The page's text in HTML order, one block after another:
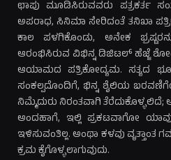
ಛಾಪು ಮೂಡಿಸಿರುವವರು ಪತ್ರಕರ್ತ
ಅಪರಾಧ, ಸಿನಿಮಾ ಸೇರಿದಂತೆ ತನಿಖಾ
ಕಾಲ ಪಳಗಿಕೊಂಡು, ಅನೇಕ
ಆರಂಭಿಸಿರುವ ವಿಭಿನ್ನ ಡಿಜಿಟಲ್ ಹೆಜ್ಜೆ
ಆಯಾಮದ ಪತ್ರಿಕೋದ್ಯಮ. ಸತ್ಯದ
ಸಂಕಲ್ಪದೊಂದಿಗೆ, ಭಿನ್ನ ಶೈಲಿಯ
ನಿಮ್ಮೆದುರು ನಿರಂತವಾಗಿ
ಅಂದಹಾಗೆ, ಇಲ್ಲಿ ಪ್ರಕಟವಾಗೋ
ಇಳಿಸುವಂತಿಲ್ಲ. ಅಂಥಾ ಕಳವು ವೃತ್ತಾಂತ
ಕ್ರಮ ಕೈಗೊಳ್ಳಲಾಗುವುದು.